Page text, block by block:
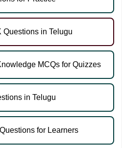
Questions in Telugu
MCQs for Quizzes
in Telugu
for Learners